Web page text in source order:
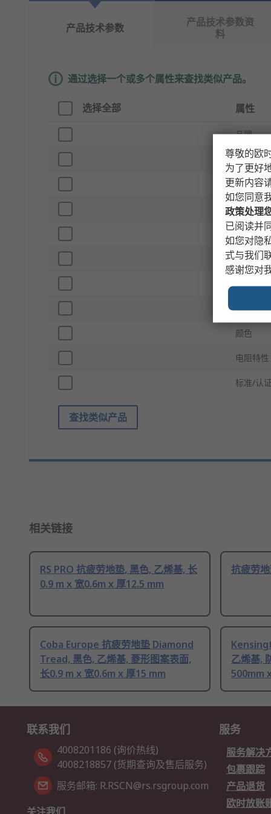
产品技术参数
产品技术参数资
料
通过选择一个或多个属性来查找类似产品。
选择全部 属性
品牌
产品类型
长度
厚度
宽度
材料
产品格式
环境类型
颜色
电阻特性
标准/认
查找类似产品
相关链接
RS PRO 抗疲劳地垫, 黑色, 乙烯基, 长
0.9 m x 宽0.6m x 厚12.5 mm
抗疲劳
Coba Europe 抗疲劳地垫 Diamond
Tread, 黑色, 乙烯基, 菱形图案表面,
长0.9 m x 宽0.6m x 厚15 mm
乙烯基,
500mm
联系我们
4008201186 (询价热线)
4008218857 (货期查询及售后服务)
服务邮箱: R.RSCN@rs.rsgroup.com
服务
服务解决
包裹跟踪
产品退货
欧时放账
尊敬的欧
为了更好
更新内容
如您同意
政策处理
已阅读并
如您对隐
式与我们
感谢您对